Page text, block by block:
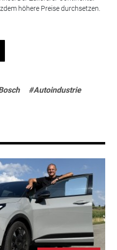
höhere Preise durchsetzen.
#Autoindustrie